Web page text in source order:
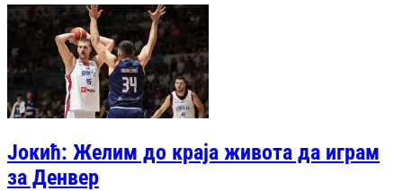
Јокић: Желим до краја живота да играм
за Денвер